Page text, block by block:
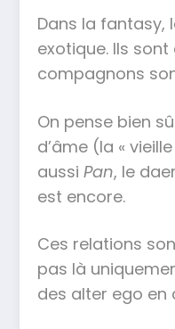
Dans la fantasy,
exotique. Ils
compagnons
On pense bien
d’âme (la «
aussi Pan, le
est encore.
Ces relations
pas là
des alter ego en